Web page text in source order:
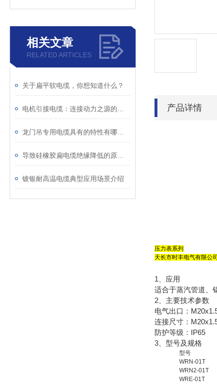
相关文章
RELATED ARTICLES
关于扁平软电缆，你想知道什么？
镀银耐高温电缆典型应用场景介绍
产品详情
压力表系列
天长市时丰电气有限公
1、应用
适合于蒸汽管道、
2、主要技术参数
电气出口：
连接尺寸：
防护等级：IP65
3、型号及规格
型号
WRN-01T
WRN2-01T
WRE-01T